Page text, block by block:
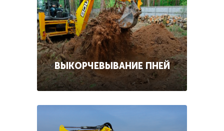
ВЫКОРЧЕВЫВАНИЕ ПНЕЙ